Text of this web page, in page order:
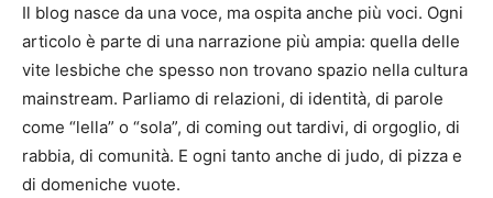
Il blog nasce da una voce, ma ospita anche più voci. Ogni
articolo è parte di una narrazione più ampia: quella delle
vite lesbiche che spesso non trovano spazio nella cultura
mainstream. Parliamo di relazioni, di identità, di parole
come “lella” o “sola”, di coming out tardivi, di orgoglio, di
rabbia, di comunità. E ogni tanto anche di judo, di pizza e
di domeniche vuote.